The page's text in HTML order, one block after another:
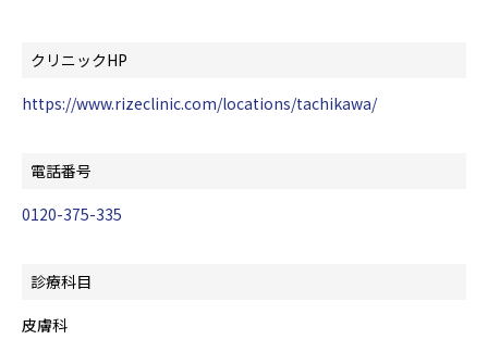
クリニックHP
https://www.rizeclinic.com/locations/tachikawa/
電話番号
0120-375-335
診療科目
皮膚科